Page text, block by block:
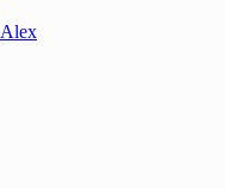
Alex